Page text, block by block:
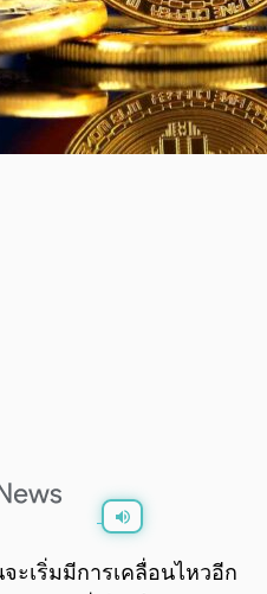
0:00 /
ะเริ่มมีการเคลื่อนไหวอีก